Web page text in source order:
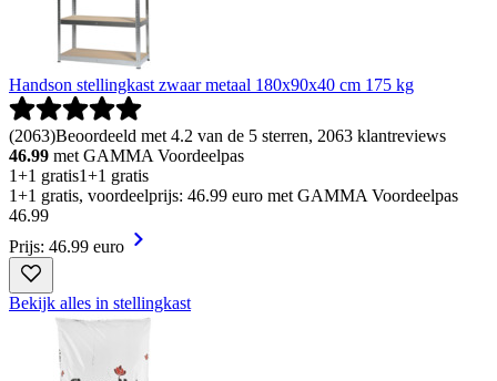
Handson stellingkast zwaar metaal 180x90x40 cm 175 kg
(2063)Beoordeeld met 4.2 van de 5 sterren, 2063 klantreviews
46.99 met GAMMA Voordeelpas
1+1 gratis1+1 gratis
1+1 gratis, voordeelprijs: 46.99 euro met GAMMA Voordeelpas
46.99
Prijs: 46.99 euro
Bekijk alles in stellingkast